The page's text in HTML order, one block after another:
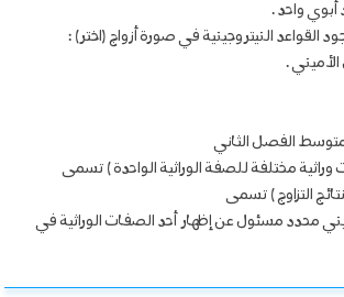
أبوي واحد .
القواعد النيتروجينية في صورة أزواج (اختر) :
الأميني .
الفصل الثاني
التزاوج ) تسمى
محدد مسئول عن إظهار أحد الصفات الوراثية في